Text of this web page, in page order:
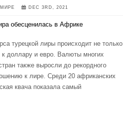
DEC 3RD, 2021
турецкой лиры происходит не только
доллару и евро. Валюты многих
также выросли до рекордного
к лире. Среди 20 африканских
квача показала самый